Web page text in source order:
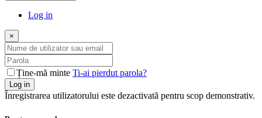
Log in
×
Ține-mă minte Ti-ai pierdut parola?
Log in
Înregistrarea utilizatorului este dezactivată pentru scop demonstrativ.